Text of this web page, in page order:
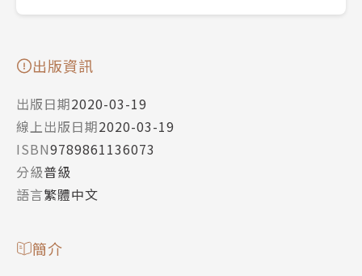
出版資訊
出版日期2020-03-19
線上出版日期2020-03-19
ISBN9789861136073
分級普級
語言繁體中文
簡介